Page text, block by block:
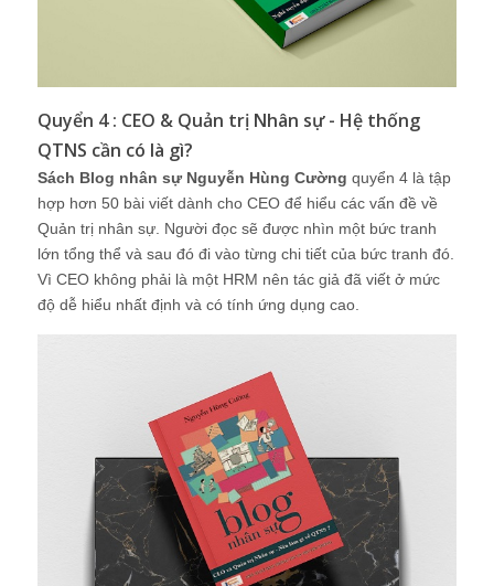
Quyển 4 : CEO & Quản trị Nhân sự - Hệ thống
QTNS cần có là gì?
Sách Blog nhân sự Nguyễn Hùng Cường quyển 4 là tập
hợp hơn 50 bài viết dành cho CEO để hiểu các vấn đề về
Quản trị nhân sự. Người đọc sẽ được nhìn một bức tranh
lớn tổng thể và sau đó đi vào từng chi tiết của bức tranh đó.
Vì CEO không phải là một HRM nên tác giả đã viết ở mức
độ dễ hiểu nhất định và có tính ứng dụng cao.